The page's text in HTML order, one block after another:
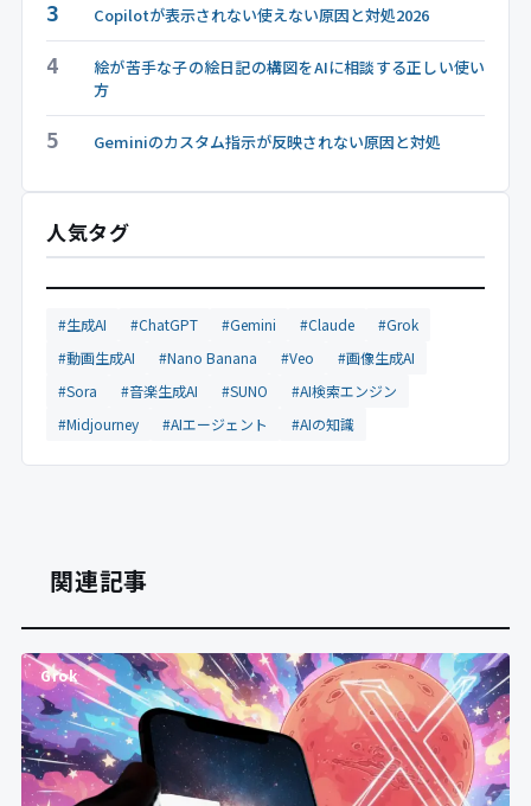
3 Copilotが表示されない使えない原因と対処2026
4
絵が苦手な子の絵日記の構図をAIに相談する正しい使い
方
5 Geminiのカスタム指示が反映されない原因と対処
人気タグ
#生成AI #ChatGPT #Gemini #Claude
#Grok
#動画生成AI
#Nano Banana #Veo
#画像生成AI
#Sora
#音楽生成AI #SUNO
#AI検索エンジン
#Midjourney
#AIエージェント #AIの知識
関連記事
Grok